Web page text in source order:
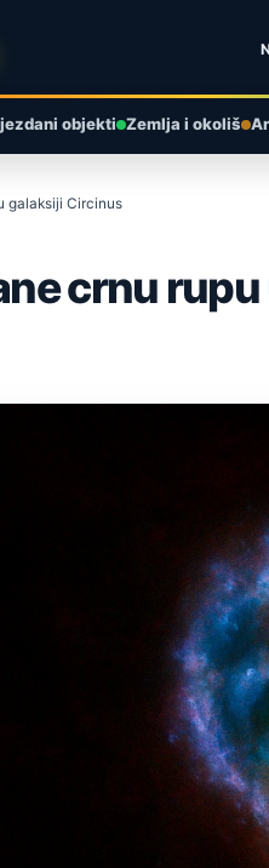
objekti Zemlja i okoliš
galaksiji Circinus
crnu